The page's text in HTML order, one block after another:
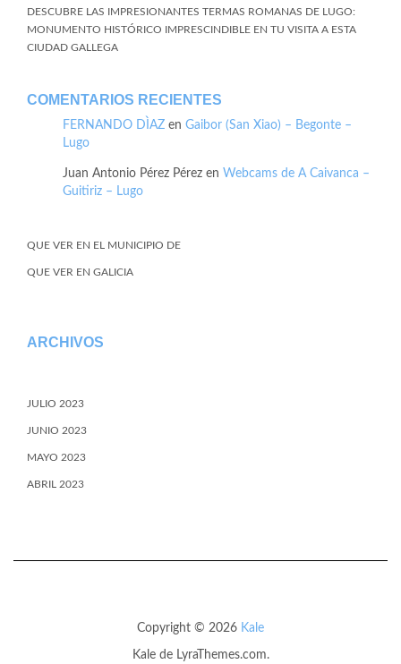
DESCUBRE LAS IMPRESIONANTES TERMAS ROMANAS DE LUGO:
MONUMENTO HISTÓRICO IMPRESCINDIBLE EN TU VISITA A ESTA
CIUDAD GALLEGA
COMENTARIOS RECIENTES
FERNANDO DÌAZ en Gaibor (San Xiao) – Begonte –
Lugo
Juan Antonio Pérez Pérez en Webcams de A Caivanca –
Guitiriz – Lugo
QUE VER EN EL MUNICIPIO DE
QUE VER EN GALICIA
ARCHIVOS
JULIO 2023
JUNIO 2023
MAYO 2023
ABRIL 2023
Copyright © 2026 Kale
Kalede LyraThemes.com.